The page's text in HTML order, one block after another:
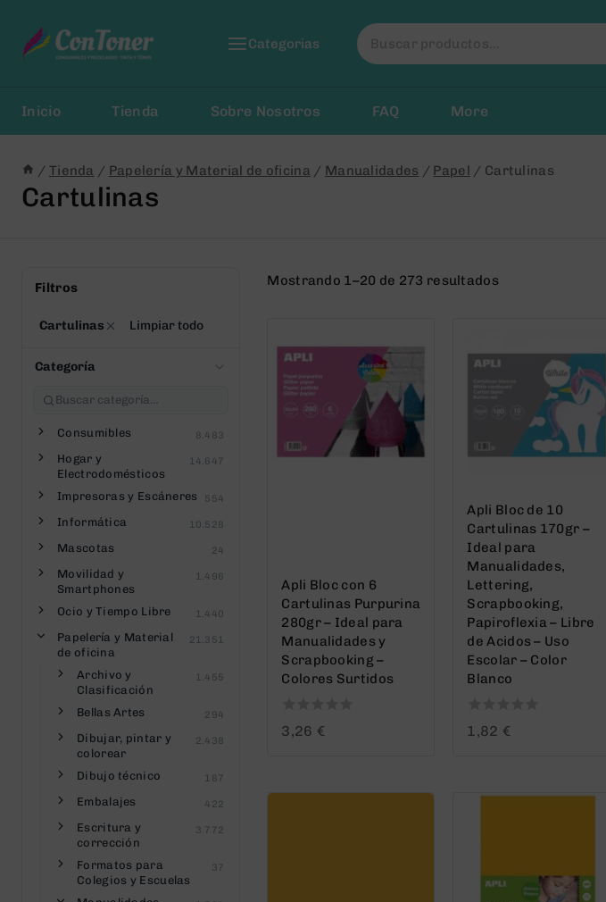
Contenido
Categorias
Buscar
por:
Inicio Tienda Sobre Nosotros FAQ More
/ Tienda / Papelería y Material de oficina / Manualidades / Papel / Cartulinas
Cartulinas
Mostrando 1–20 de 273 resultados
Apli Bloc con 6
Cartulinas Purpurina
280gr – Ideal para
Manualidades y
Scrapbooking –
Colores Surtidos
0
3,26 €
Apli Bloc de 10
Cartulinas 170gr –
Ideal para
Manualidades,
Lettering,
Scrapbooking,
Papiroflexia – Libre
de Acidos – Uso
Escolar – Color
Blanco
0
1,82 €
Filtros
Cartulinas Limpiar todo
Categoría
Consumibles 8.483
Hogar y
Electrodomésticos
14.647
Impresoras y Escáneres 554
Informática 10.528
Mascotas 24
Movilidad y
Smartphones
1.496
Ocio y Tiempo Libre 1.440
Papelería y Material
de oficina
21.351
Archivo y
Clasificación
1.455
Bellas Artes 294
Dibujar, pintar y
colorear
2.438
Dibujo técnico 187
Embalajes 422
Escritura y
corrección
3.772
Formatos para
Colegios y Escuelas
37